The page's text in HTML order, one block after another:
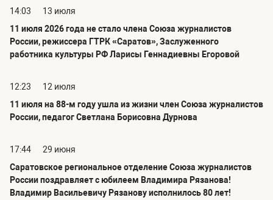
14:03
13 июля
11 июля 2026 года не стало члена Союза журналистов
России, режиссера ГТРК «Саратов», Заслуженного
работника культуры РФ Ларисы Геннадиевны Егоровой
12:23
12 июля
11 июля на 88-м году ушла из жизни член Союза журналистов
России, педагог Светлана Борисовна Дурнова
17:44
29 июня
Саратовское региональное отделение Союза журналистов
России поздравляет с юбилеем Владимира Рязанова!
Владимир Васильевичу Рязанову исполнилось 80 лет!